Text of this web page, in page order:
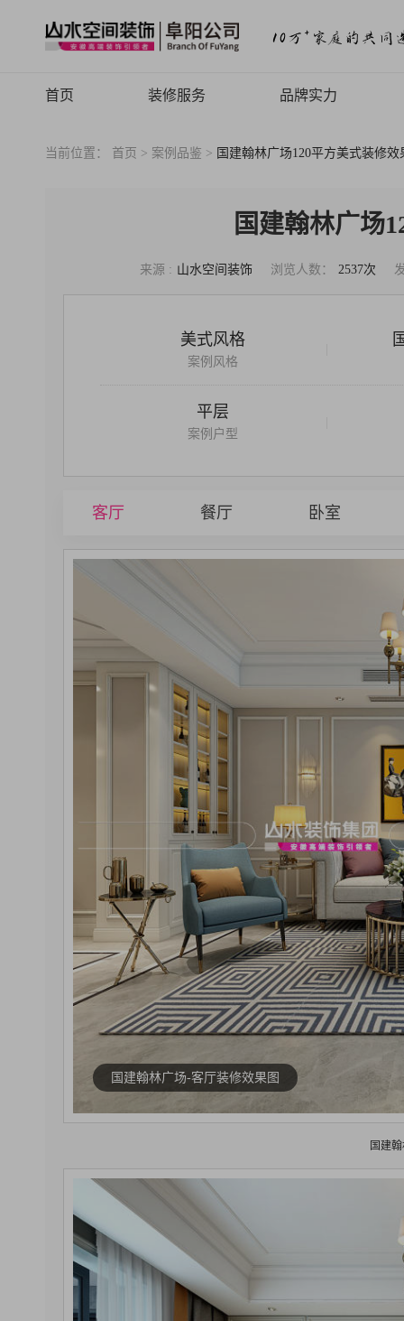
首页 装修服务
山水高端
品牌实力
品牌介绍
品牌文化
当前位置： 首页 > 案例品鉴 > 国建翰林广场120平方美式装修效
国建翰林广场
来源 : 山水空间装饰 浏览人数： 2537次
美式风格
案例风格
平层
案例户型
客厅 餐厅 卧室
国建翰林广场-客厅装修效果图
国建